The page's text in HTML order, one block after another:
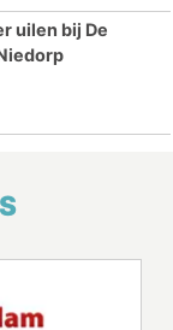
uilen bij De